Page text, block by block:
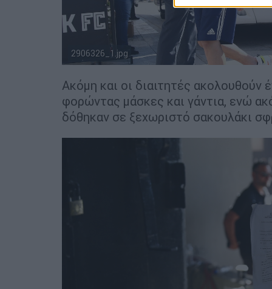
2906326_1.jpg
Ακόμη και οι διαιτητές ακολουθούν
φορώντας μάσκες και γάντια, ενώ
δόθηκαν σε ξεχωριστό σακουλάκι